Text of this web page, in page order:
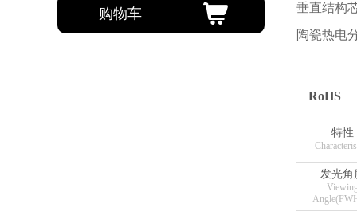
购物车
垂直结构
陶瓷热电
RoHS
特性
发光角